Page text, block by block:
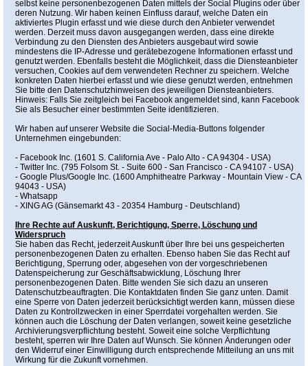
selbst keine personenbezogenen Daten mittels der Social Plugins oder über
deren Nutzung. Wir haben keinen Einfluss darauf, welche Daten ein
aktiviertes Plugin erfasst und wie diese durch den Anbieter verwendet
werden. Derzeit muss davon ausgegangen werden, dass eine direkte
Verbindung zu den Diensten des Anbieters ausgebaut wird sowie
mindestens die IP-Adresse und gerätebezogene Informationen erfasst und
genutzt werden. Ebenfalls besteht die Möglichkeit, dass die Diensteanbieter
versuchen, Cookies auf dem verwendeten Rechner zu speichern. Welche
konkreten Daten hierbei erfasst und wie diese genutzt werden, entnehmen
Sie bitte den Datenschutzhinweisen des jeweiligen Diensteanbieters.
Hinweis: Falls Sie zeitgleich bei Facebook angemeldet sind, kann Facebook
Sie als Besucher einer bestimmten Seite identifizieren.
Wir haben auf unserer Website die Social-Media-Buttons folgender
Unternehmen eingebunden:
- Facebook Inc. (1601 S. California Ave - Palo Alto - CA 94304 - USA)
- Twitter Inc. (795 Folsom St. - Suite 600 - San Francisco - CA 94107 - USA)
- Google Plus/Google Inc. (1600 Amphitheatre Parkway - Mountain View - CA
94043 - USA)
- Whatsapp
- XING AG (Gänsemarkt 43 - 20354 Hamburg - Deutschland)
Ihre Rechte auf Auskunft, Berichtigung, Sperre, Löschung und
Widerspruch
Sie haben das Recht, jederzeit Auskunft über Ihre bei uns gespeicherten
personenbezogenen Daten zu erhalten. Ebenso haben Sie das Recht auf
Berichtigung, Sperrung oder, abgesehen von der vorgeschriebenen
Datenspeicherung zur Geschäftsabwicklung, Löschung Ihrer
personenbezogenen Daten. Bitte wenden Sie sich dazu an unseren
Datenschutzbeauftragten. Die Kontaktdaten finden Sie ganz unten. Damit
eine Sperre von Daten jederzeit berücksichtigt werden kann, müssen diese
Daten zu Kontrollzwecken in einer Sperrdatei vorgehalten werden. Sie
können auch die Löschung der Daten verlangen, soweit keine gesetzliche
Archivierungsverpflichtung besteht. Soweit eine solche Verpflichtung
besteht, sperren wir Ihre Daten auf Wunsch. Sie können Änderungen oder
den Widerruf einer Einwilligung durch entsprechende Mitteilung an uns mit
Wirkung für die Zukunft vornehmen.